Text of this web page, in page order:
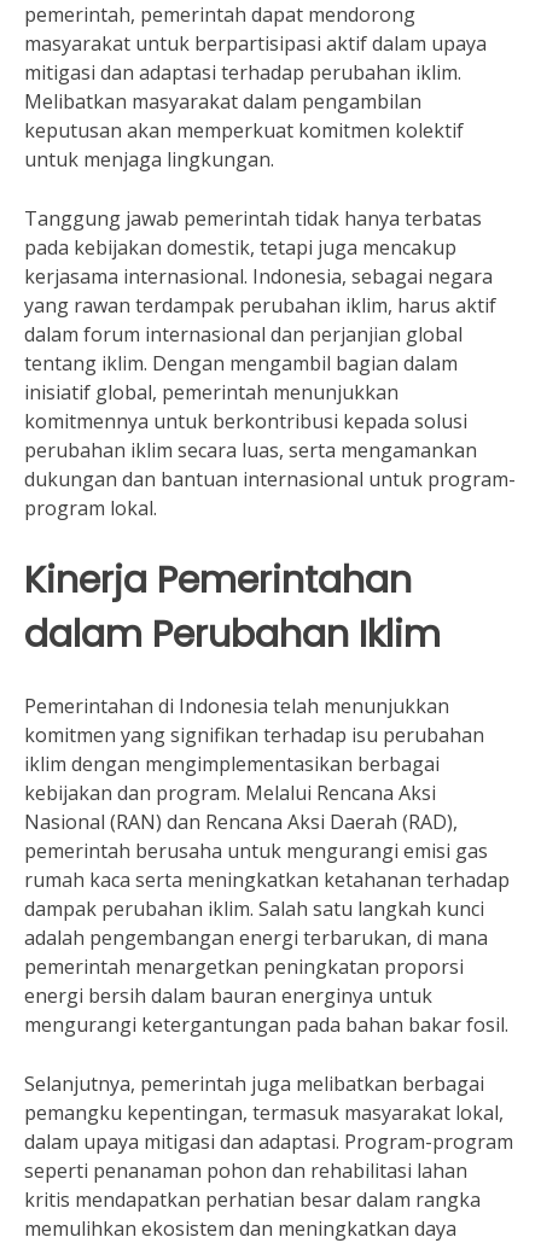
pemerintah, pemerintah dapat mendorong
masyarakat untuk berpartisipasi aktif dalam upaya
mitigasi dan adaptasi terhadap perubahan iklim.
Melibatkan masyarakat dalam pengambilan
keputusan akan memperkuat komitmen kolektif
untuk menjaga lingkungan.
Tanggung jawab pemerintah tidak hanya terbatas
pada kebijakan domestik, tetapi juga mencakup
kerjasama internasional. Indonesia, sebagai negara
yang rawan terdampak perubahan iklim, harus aktif
dalam forum internasional dan perjanjian global
tentang iklim. Dengan mengambil bagian dalam
inisiatif global, pemerintah menunjukkan
komitmennya untuk berkontribusi kepada solusi
perubahan iklim secara luas, serta mengamankan
dukungan dan bantuan internasional untuk program-
program lokal.
Kinerja Pemerintahan
dalam Perubahan Iklim
Pemerintahan di Indonesia telah menunjukkan
komitmen yang signifikan terhadap isu perubahan
iklim dengan mengimplementasikan berbagai
kebijakan dan program. Melalui Rencana Aksi
Nasional (RAN) dan Rencana Aksi Daerah (RAD),
pemerintah berusaha untuk mengurangi emisi gas
rumah kaca serta meningkatkan ketahanan terhadap
dampak perubahan iklim. Salah satu langkah kunci
adalah pengembangan energi terbarukan, di mana
pemerintah menargetkan peningkatan proporsi
energi bersih dalam bauran energinya untuk
mengurangi ketergantungan pada bahan bakar fosil.
Selanjutnya, pemerintah juga melibatkan berbagai
pemangku kepentingan, termasuk masyarakat lokal,
dalam upaya mitigasi dan adaptasi. Program-program
seperti penanaman pohon dan rehabilitasi lahan
kritis mendapatkan perhatian besar dalam rangka
memulihkan ekosistem dan meningkatkan daya